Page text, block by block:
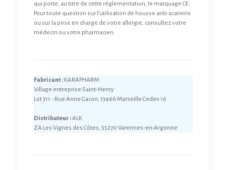
qui porte, au titre de cette réglementation, le marquage CE.
Pour toute question sur l’utilisation de housse anti-acariens
ou sur la prise en charge de votre allergie, consultez votre
médecin ou votre pharmacien.
Fabricant :KARAPHARM
Village entreprise Saint-Henry
Lot 311 - Rue Anne Gacon, 13466 Marseille Cedex 16
Distributeur :ALK
ZA Les Vignes des Côtes, 55270 Varennes-en-Argonne